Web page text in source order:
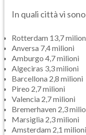
In quali città vi
Rotterdam 13,7
Anversa 7,4 milioni
Amburgo 4,7 milioni
Algeciras 3,3 milioni
Barcellona 2,8 milioni
Pireo 2,7 milioni
Valencia 2,7 milioni
Bremerhaven 2,3
Marsiglia 2,3 milioni
Amsterdam 2,1 milioni